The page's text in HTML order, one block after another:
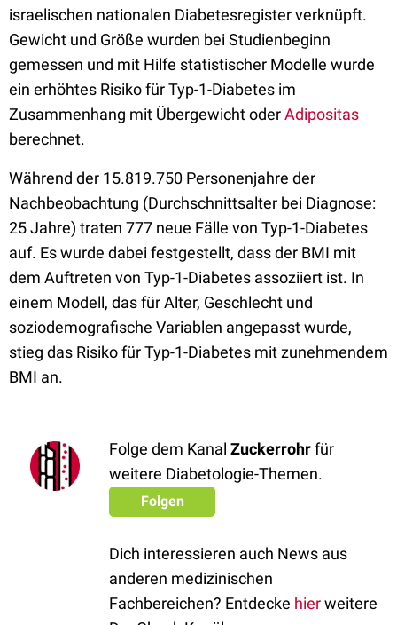
israelischen nationalen Diabetesregister verknüpft.
Gewicht und Größe wurden bei Studienbeginn
gemessen und mit Hilfe statistischer Modelle wurde
ein erhöhtes Risiko für Typ-1-Diabetes im
Zusammenhang mit Übergewicht oderAdipositas
berechnet.
Während der 15.819.750 Personenjahre der
Nachbeobachtung (Durchschnittsalter bei Diagnose:
25 Jahre) traten 777 neue Fälle von Typ-1-Diabetes
auf. Es wurde dabei festgestellt, dass der BMI mit
dem Auftreten von Typ-1-Diabetes assoziiert ist. In
einem Modell, das für Alter, Geschlecht und
soziodemografische Variablen angepasst wurde,
stieg das Risiko für Typ-1-Diabetes mit zunehmendem
BMI an.
Folge dem Kanal Zuckerrohrfür
weitere Diabetologie-Themen.
Folgen
Dich interessieren auch News aus
anderen medizinischen
Fachbereichen? Entdecke hierweitere